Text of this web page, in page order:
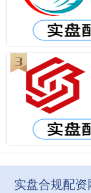
实盘合规配